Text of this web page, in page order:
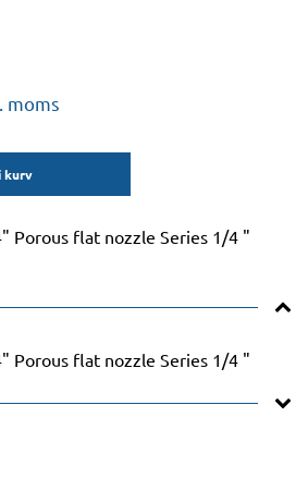
moms
kurv
Porous flat nozzle Series 1/4 "
Porous flat nozzle Series 1/4 "